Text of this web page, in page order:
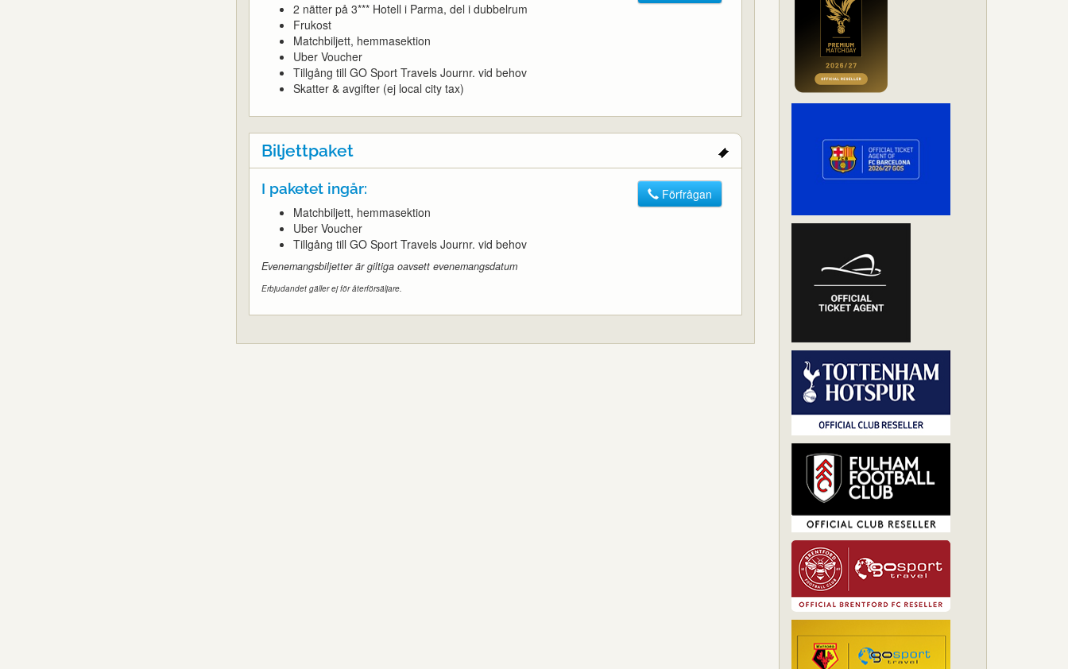
2 nätter på 3*** Hotell i Parma, del i dubbelrum
Frukost
Matchbiljett, hemmasektion
Uber Voucher
Tillgång till GO Sport Travels Journr. vid behov
Skatter & avgifter (ej local city tax)
Biljettpaket
I paketet ingår:
Matchbiljett, hemmasektion
Uber Voucher
Tillgång till GO Sport Travels Journr. vid behov
Evenemangsbiljetter är giltiga oavsett evenemangsdatum
Erbjudandet gäller ej för återförsäljare.
Förfrågan